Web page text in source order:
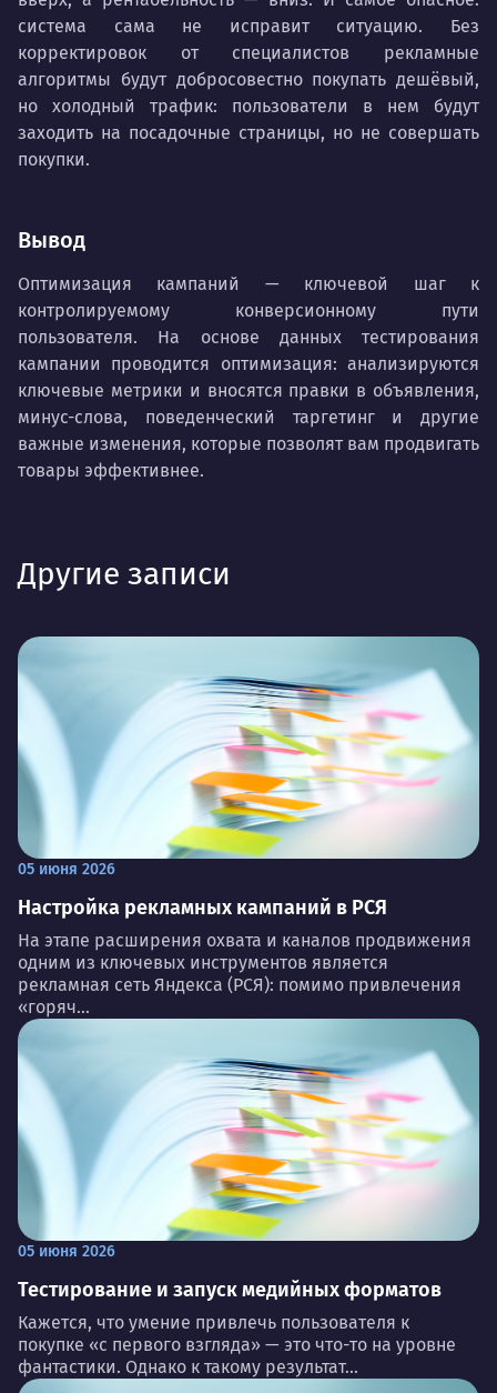
система сама не исправит ситуацию. Без
корректировок от специалистов рекламные
алгоритмы будут добросовестно покупать дешёвый,
но холодный трафик: пользователи в нем будут
заходить на посадочные страницы, но не совершать
покупки.
Вывод
Оптимизация кампаний — ключевой шаг к
контролируемому конверсионному пути
пользователя. На основе данных тестирования
кампании проводится оптимизация: анализируются
ключевые метрики и вносятся правки в объявления,
минус-слова, поведенческий таргетинг и другие
важные изменения, которые позволят вам продвигать
товары эффективнее.
Другие записи
05 июня 2026
Настройка рекламных кампаний в РСЯ
На этапе расширения охвата и каналов продвижения
одним из ключевых инструментов является
рекламная сеть Яндекса (РСЯ): помимо привлечения
«горяч...
05 июня 2026
Тестирование и запуск медийных форматов
Кажется, что умение привлечь пользователя к
покупке «с первого взгляда» — это что-то на уровне
фантастики. Однако к такому результат...